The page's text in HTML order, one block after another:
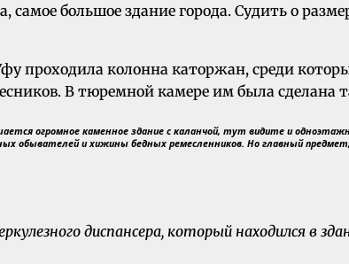
самое большое здание города. Судить о
проходила колонна каторжан, среди
В тюремной камере им была сделана
огромное каменное здание с каланчой, тут видите и
обывателей и хижины бедных ремесленников. Но главный
диспансера, который находился в